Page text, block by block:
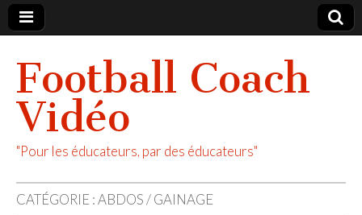
Football Coach
Vidéo
"Pour les éducateurs, par des éducateurs"
CATÉGORIE :ABDOS / GAINAGE